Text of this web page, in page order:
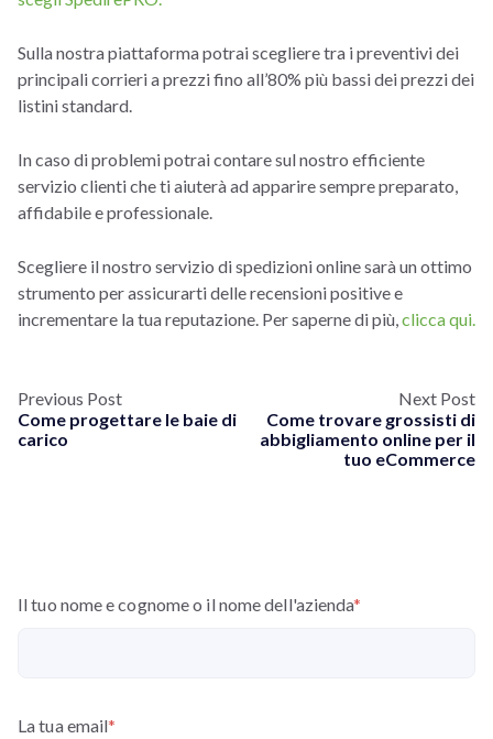
Sulla nostra piattaforma potrai scegliere tra i preventivi dei
principali corrieri a prezzi fino all’80% più bassi dei prezzi dei
listini standard.
In caso di problemi potrai contare sul nostro efficiente
servizio clienti che ti aiuterà ad apparire sempre preparato,
affidabile e professionale.
Scegliere il nostro servizio di spedizioni online sarà un ottimo
strumento per assicurarti delle recensioni positive e
incrementare la tua reputazione. Per saperne di più, clicca qui.
Previous Post
Come progettare le baie di
carico
Next Post
Come trovare grossisti di
abbigliamento online per il
tuo eCommerce
Il tuo nome e cognome o il nome dell'azienda*
La tua email*